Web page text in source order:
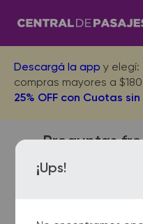
Descargá la app y elegí:
compras mayores a
25% OFF con Cuotas
¡Ups!
Preguntas
viaje desde